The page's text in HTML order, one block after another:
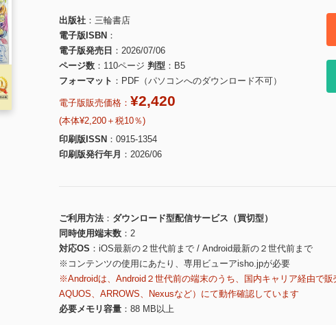
出版社
三輪書店
電子版ISBN
電子版発売日
2026/07/06
ページ数
110ページ 判型
B5
フォーマット
PDF（パソコンへのダウンロード不可）
電子版販売価格： ¥2,420
(本体¥2,200＋税10％)
印刷版ISSN
0915-1354
印刷版発行年月
2026/06
ご利用方法
ダウンロード型配信サービス（買切型）
同時使用端末数
2
対応OS
iOS最新の２世代前まで / Android最新の２世代前まで
※コンテンツの使用にあたり、専用ビューアisho.jpが必要
※Androidは、Android２世代前の端末のうち、国内キャリア経由で
AQUOS、ARROWS、Nexusなど）にて動作確認しています
必要メモリ容量
88 MB以上